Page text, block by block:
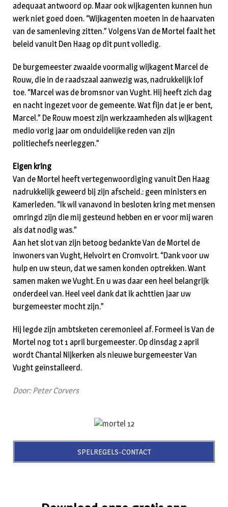
adequaat antwoord op. Maar ook wijkagenten kunnen hun
werk niet goed doen. “Wijkagenten moeten in de haarvaten
van de samenleving zitten.” Volgens Van de Mortel faalt het
beleid vanuit Den Haag op dit punt volledig.
De burgemeester zwaaide voormalig wijkagent Marcel de
Rouw, die in de raadszaal aanwezig was, nadrukkelijk lof
toe. “Marcel was de bromsnor van Vught. Hij heeft zich dag
en nacht ingezet voor de gemeente. Wat fijn dat je er bent,
Marcel.” De Rouw moest zijn werkzaamheden als wijkagent
medio vorig jaar om onduidelijke reden van zijn
politiechefs neerleggen.”
Eigen kring
Van de Mortel heeft vertegenwoordiging vanuit Den Haag
nadrukkelijk geweerd bij zijn afscheid.: geen ministers en
Kamerleden. “Ik wil vanavond in besloten kring met mensen
omringd zijn die mij gesteund hebben en er voor mij waren
als dat nodig was.”
Aan het slot van zijn betoog bedankte Van de Mortel de
inwoners van Vught, Helvoirt en Cromvoirt. “Dank voor uw
hulp en uw steun, dat we samen konden optrekken. Want
samen maken we Vught. En u was daar een heel belangrijk
onderdeel van. Heel veel dank dat ik achttien jaar uw
burgemeester mocht zijn.”
Hij legde zijn ambtsketen ceremonieel af. Formeel is Van de
Mortel nog tot 1 april burgemeester. Op dinsdag 2 april
wordt Chantal Nijkerken als nieuwe burgemeester Van
Vught geïnstalleerd.
Door: Peter Corvers
SPELREGELS-CONTACT